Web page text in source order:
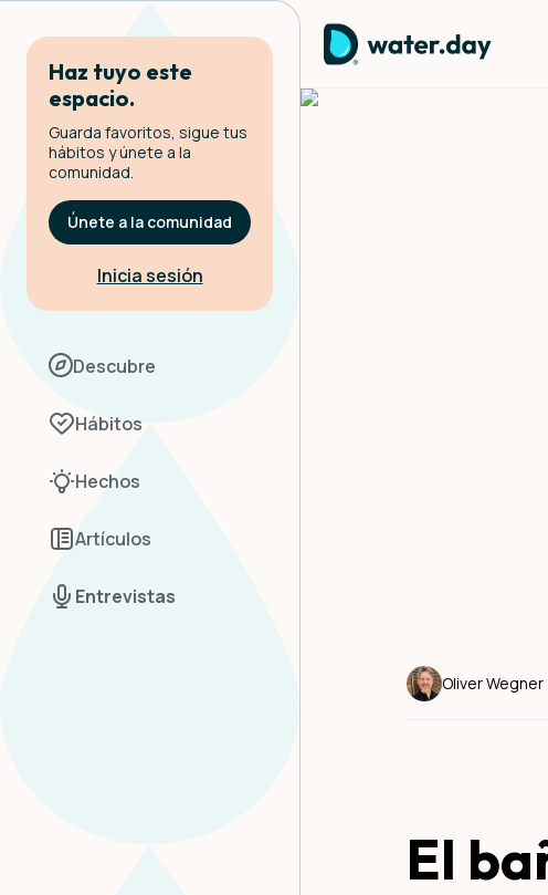
Haz tuyo este
espacio.
Guarda favoritos, sigue tus
hábitos y únete a la
comunidad.
Únete a la comunidad
Inicia sesión
Descubre
Hábitos
Hechos
Artículos
Entrevistas
Por qué
Oliver Wegner
El